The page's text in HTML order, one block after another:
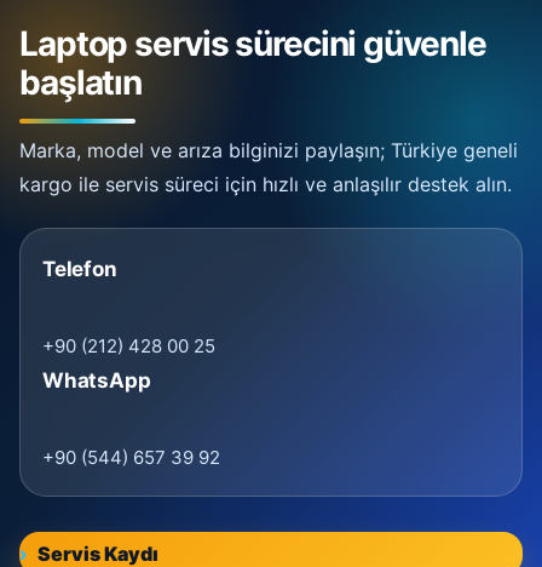
Laptop servis sürecini güvenle
başlatın
Marka, model ve arıza bilginizi paylaşın; Türkiye geneli
kargo ile servis süreci için hızlı ve anlaşılır destek alın.
Telefon
+90 (212) 428 00 25
WhatsApp
+90 (544) 657 39 92
Servis Kaydı